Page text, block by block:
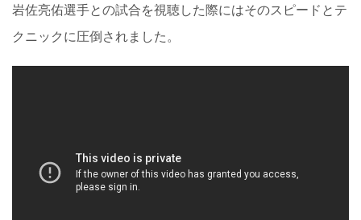
岩佐亮佑選手との試合を視聴した際にはそのスピードとテ
クニックに圧倒されました。